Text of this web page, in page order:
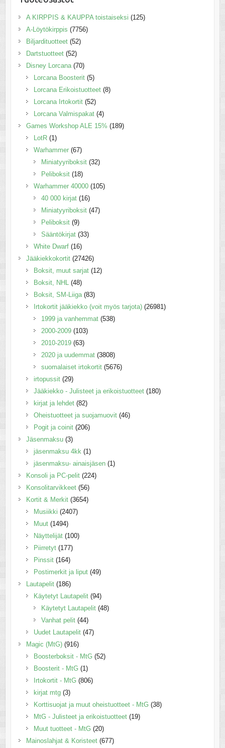
A KIRPPIS & KAUPPA toistaiseksi (125)
A-Löytökirppis (7756)
Biljardituotteet (52)
Dartstuotteet (52)
Disney Lorcana (70)
Lorcana Boosterit (5)
Lorcana Erikoistuotteet (8)
Lorcana Irtokortit (52)
Lorcana Valmispakat (4)
Games Workshop ALE 15% (189)
LotR (1)
Warhammer (67)
Miniatyyriboksit (32)
Peliboksit (18)
Warhammer 40000 (105)
40 000 kirjat (16)
Miniatyyriboksit (47)
Peliboksit (9)
Sääntökirjat (33)
White Dwarf (16)
Jääkiekkokortit (27426)
Boksit, muut sarjat (12)
Boksit, NHL
(48)
Boksit, SM-Liiga (83)
Irtokortit jääkiekko (voit myös tarjota) (26981)
1999 ja vanhemmat (538)
2000-2009 (103)
2010-2019 (63)
2020 ja uudemmat (3808)
suomalaiset irtokortit (5676)
irtopussit (29)
Jääkiekko - Julisteet ja erikoistuotteet (180)
kirjat ja lehdet (82)
Oheistuotteet ja suojamuovit (46)
Pogit ja coinit (206)
Jäsenmaksu (3)
jäsenmaksu 4kk (1)
jäsenmaksu- ainaisjäsen (1)
Konsoli ja PC-pelit (224)
Konsolitarvikkeet (56)
Kortit & Merkit (3654)
Musiikki (2407)
Muut (1494)
Näyttelijät (100)
Piirretyt (177)
Pinssit (164)
Postimerkit ja liput (49)
Lautapelit (186)
Käytetyt Lautapelit (94)
Käytetyt Lautapelit (48)
Vanhat pelit (44)
Uudet Lautapelit (47)
Magic (MtG) (916)
Boosterboksit - MtG (52)
Boosterit - MtG (1)
Irtokortit - MtG (806)
kirjat mtg (3)
Korttisuojat ja muut oheistuotteet - MtG (38)
MtG - Julisteet ja erikoistuotteet (19)
Muut tuotteet - MtG (20)
Mainoslahjat & Koristeet (677)